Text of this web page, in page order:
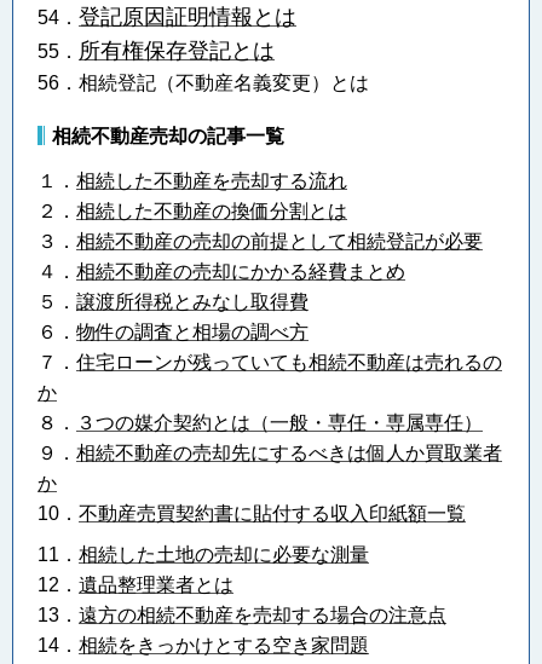
54． 登記原因証明情報とは
55． 所有権保存登記とは
56．相続登記（不動産名義変更）とは
相続不動産売却の記事一覧
１． 相続した不動産を売却する流れ
２． 相続した不動産の換価分割とは
３． 相続不動産の売却の前提として相続登記が必要
４． 相続不動産の売却にかかる経費まとめ
５． 譲渡所得税とみなし取得費
６． 物件の調査と相場の調べ方
７． 住宅ローンが残っていても相続不動産は売れるの
か
８．
３つの媒介契約とは（一般・専任・専属専任）
９． 相続不動産の売却先にするべきは個人か買取業者
か
10． 不動産売買契約書に貼付する収入印紙額一覧
11． 相続した土地の売却に必要な測量
12． 遺品整理業者とは
13． 遠方の相続不動産を売却する場合の注意点
14． 相続をきっかけとする空き家問題